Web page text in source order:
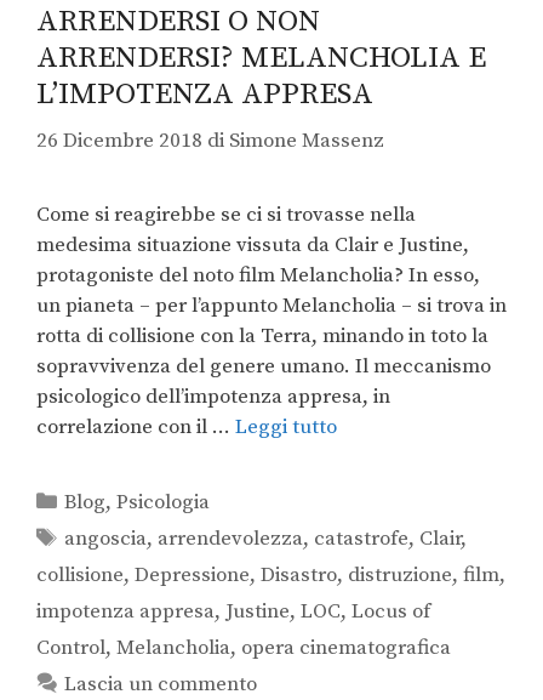
ARRENDERSI O NON
ARRENDERSI? MELANCHOLIA E
L’IMPOTENZA APPRESA
26 Dicembre 2018 di Simone Massenz
Come si reagirebbe se ci si trovasse nella
medesima situazione vissuta da Clair e Justine,
protagoniste del noto film Melancholia? In esso,
un pianeta – per l’appunto Melancholia – si trova in
rotta di collisione con la Terra, minando in toto la
sopravvivenza del genere umano. Il meccanismo
psicologico dell’impotenza appresa, in
correlazione con il … Leggi tutto
Blog,Psicologia
angoscia, arrendevolezza, catastrofe, Clair,
collisione, Depressione, Disastro, distruzione, film,
impotenza appresa,Justine, LOC, Locus of
Control, Melancholia, opera cinematografica
Lascia un commento